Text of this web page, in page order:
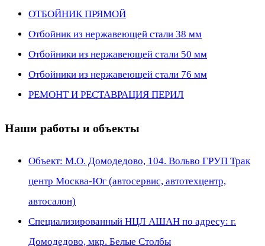
ОТБОЙНИК ПРЯМОЙ
Отбойник из нержавеющей стали 38 мм
Отбойники из нержавеющей стали 50 мм
Отбойники из нержавеющей стали 76 мм
РЕМОНТ И РЕСТАВРАЦИЯ ПЕРИЛ
Наши работы и объекты
Объект: М.О. Домодедово, 104. Вольво ГРУП Трак
центр Москва-Юг (автосервис, автотехцентр,
автосалон)
Специализированный НЦЛ АШАН по адресу: г.
Домодедово, мкр. Белые Столбы